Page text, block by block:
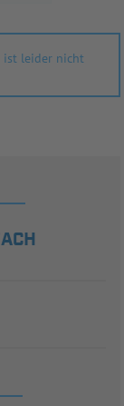
ist leider nicht